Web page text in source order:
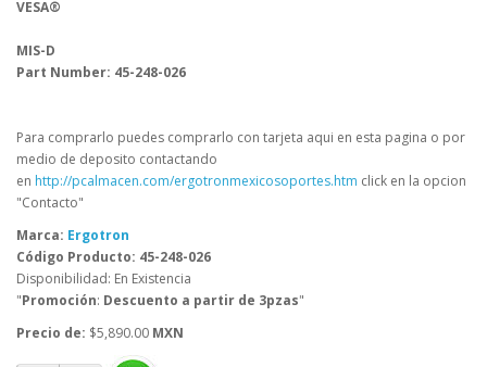
VESA®
MIS-D
Part Number: 45-248-026
Para comprarlo puedes comprarlo con tarjeta aqui en esta pagina o por
medio de deposito contactando
en http://pcalmacen.com/ergotronmexicosoportes.htm click en la opcion
"Contacto"
Marca: Ergotron
Código Producto: 45-248-026
Disponibilidad: En Existencia
"Promoción: Descuento a partir de 3pzas"
Precio de: $5,890.00 MXN